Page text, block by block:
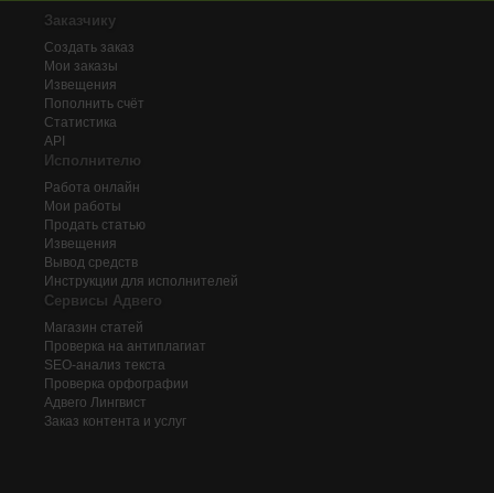
Заказчику
Создать заказ
Мои заказы
Извещения
Пополнить счёт
Статистика
API
Исполнителю
Работа онлайн
Мои работы
Продать статью
Извещения
Вывод средств
Инструкции для исполнителей
Сервисы Адвего
Магазин статей
Проверка на антиплагиат
SEO-анализ текста
Проверка орфографии
Адвего Лингвист
Заказ контента и услуг